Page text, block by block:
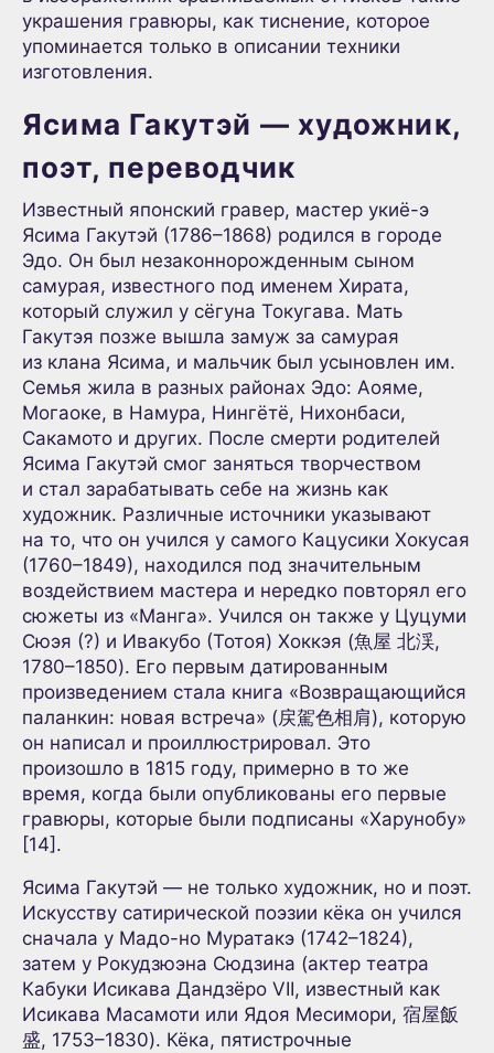
украшения гравюры, как тиснение, которое
упоминается только в описании техники
изготовления.
Ясима Гакутэй — художник,
поэт, переводчик
Известный японский гравер, мастер укиё-э
Ясима Гакутэй (1786–1868) родился в городе
Эдо. Он был незаконнорожденным сыном
самурая, известного под именем Хирата,
который служил у сёгуна Токугава. Мать
Гакутэя позже вышла замуж за самурая
из клана Ясима, и мальчик был усыновлен им.
Семья жила в разных районах Эдо: Аояме,
Могаоке, в Намура, Нингётё, Нихонбаси,
Сакамото и других. После смерти родителей
Ясима Гакутэй смог заняться творчеством
и стал зарабатывать себе на жизнь как
художник. Различные источники указывают
на то, что он учился у самого Кацусики Хокусая
(1760–1849), находился под значительным
воздействием мастера и нередко повторял его
сюжеты из «Манга». Учился он также у Цуцуми
Сюэя (?) и Ивакубо (Тотоя) Хоккэя (魚屋 北渓,
1780–1850). Его первым датированным
произведением стала книга «Возвращающийся
паланкин: новая встреча» (戻駕色相肩), которую
он написал и проиллюстрировал. Это
произошло в 1815 году, примерно в то же
время, когда были опубликованы его первые
гравюры, которые были подписаны «Харунобу»
[14].
Ясима Гакутэй — не только художник, но и поэт.
Искусству сатирической поэзии кёка он учился
сначала у Мадо-но Муратакэ (1742–1824),
затем у Рокудзюэна Сюдзина (актер театра
Кабуки Исикава Дандзёро VII, известный как
Исикава Масамоти или Ядоя Месимори, 宿屋飯
盛, 1753–1830). Кёка, пятистрочные